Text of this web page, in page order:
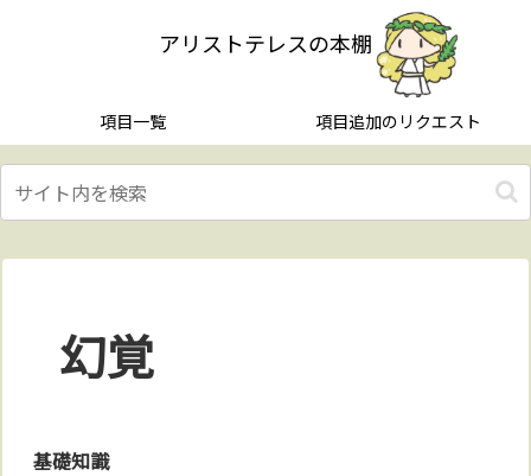
アリストテレスの本棚
項目一覧 項目追加のリクエスト
幻覚
基礎知識